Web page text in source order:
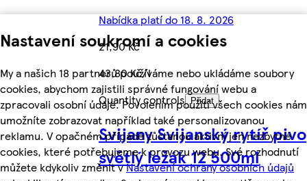
Nastavení soukromí a cookies
My a našich 18 partnerů používáme nebo ukládáme soubory
cookies, abychom zajistili správné fungování webu a
zpracovali osobní údaje. Povolením použití všech cookies nám
umožníte zobrazovat například také personalizovanou
reklamu. V opačném případě zůstanou aktivní jen nezbytné
cookies, které potřebujeme k provozu webu. Své rozhodnutí
můžete kdykoliv změnit vNastavení ochrany osobních údajů
Nabídka platí do 18. 8. 2026
21,90 Kč
43,80 Kč/l
Quantity controls
Přidat
Svijany Svijanský rytíř pivo
světlý ležák 12 500ml